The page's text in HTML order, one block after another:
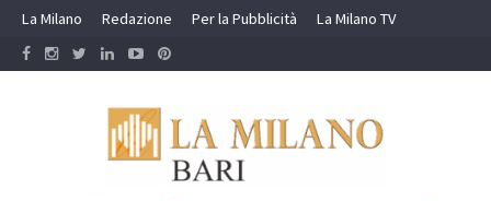
Skip
content
La Milano Redazione Per la Pubblicità La Milano TV